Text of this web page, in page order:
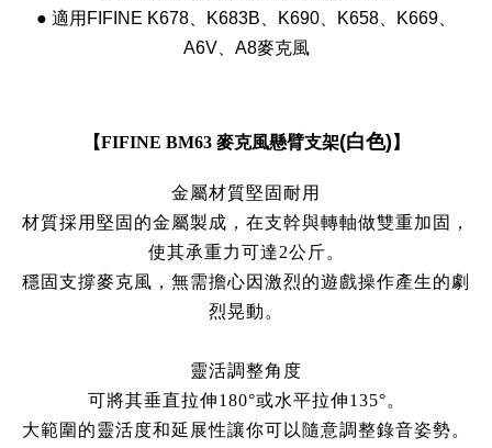
● 適用FIFINE K678、K683B、K690、K658、K669、
A6V、A8麥克風
【FIFINE BM63 麥克風懸臂支架(白色) 】
金屬材質堅固耐用
材質採用堅固的金屬製成，在支幹與轉軸做雙重加固，
使其承重力可達2公斤。
穩固支撐麥克風，無需擔心因激烈的遊戲操作產生的劇
烈晃動。
靈活調整角度
可將其垂直拉伸180°或水平拉伸135°。
大範圍的靈活度和延展性讓你可以隨意調整錄音姿勢。